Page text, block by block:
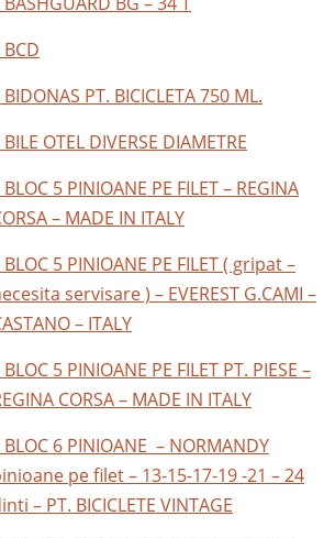
BCD
BIDONAS PT. BICICLETA 750 ML.
BILE OTEL DIVERSE DIAMETRE
BLOC 5 PINIOANE PE FILET – REGINA
– MADE IN ITALY
BLOC 5 PINIOANE PE FILET ( gripat –
servisare ) – EVEREST G.CAMI –
– ITALY
BLOC 5 PINIOANE PE FILET PT. PIESE –
CORSA – MADE IN ITALY
BLOC 6 PINIOANE – NORMANDY
pe filet – 13-15-17-19 -21 – 24
– PT. BICICLETE VINTAGE